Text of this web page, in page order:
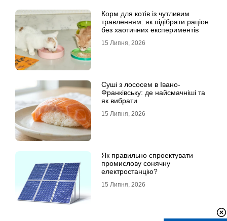
Корм для котів із чутливим
травленням: як підібрати раціон
без хаотичних експериментів
15 Липня, 2026
Суші з лососем в Івано-
Франківську: де найсмачніші та
як вибрати
15 Липня, 2026
Як правильно спроектувати
промислову сонячну
електростанцію?
15 Липня, 2026